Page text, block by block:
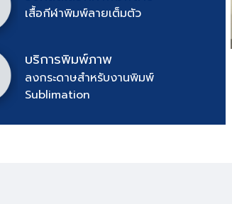
เสื้อกีฬาพิมพ์ลายเต็มตัว
บริการพิมพ์ภาพ
ลงกระดาษสำหรับงานพิมพ์
Sublimation